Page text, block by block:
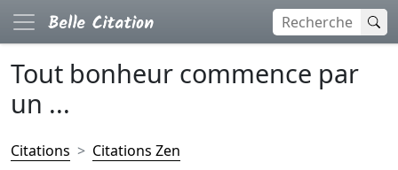
Tout bonheur commence par
un ...
Citations Citations Zen